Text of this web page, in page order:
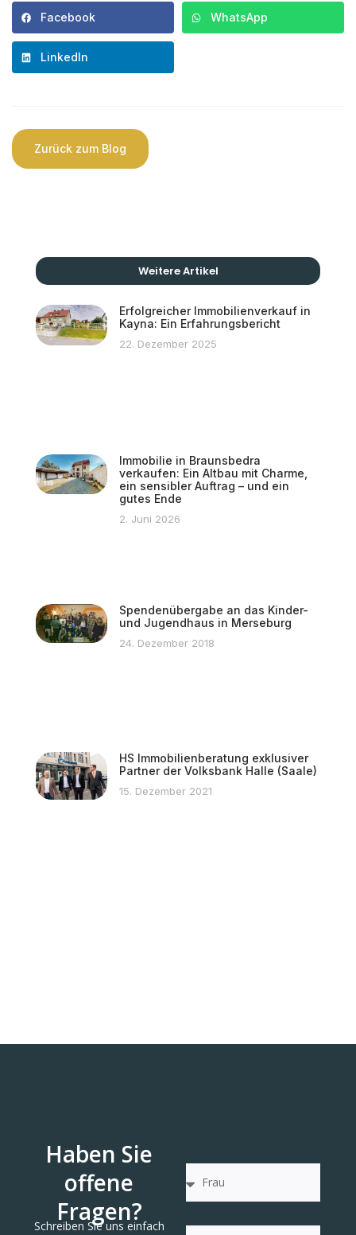
Facebook WhatsApp
LinkedIn
Zurück zum Blog
Weitere Artikel
Erfolgreicher Immobilienverkauf in
Kayna: Ein Erfahrungsbericht
22. Dezember 2025
Immobilie in Braunsbedra
verkaufen: Ein Altbau mit Charme,
ein sensibler Auftrag – und ein
gutes Ende
2. Juni 2026
Spendenübergabe an das Kinder-
und Jugendhaus in Merseburg
24. Dezember 2018
HS Immobilienberatung exklusiver
Partner der Volksbank Halle (Saale)
15. Dezember 2021
Haben Sie
offene
Fragen?
Schreiben Sie uns einfach